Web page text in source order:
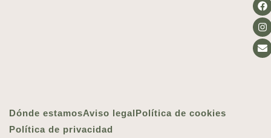
Dónde estamosAviso legalPolítica de cookies
Política de privacidad